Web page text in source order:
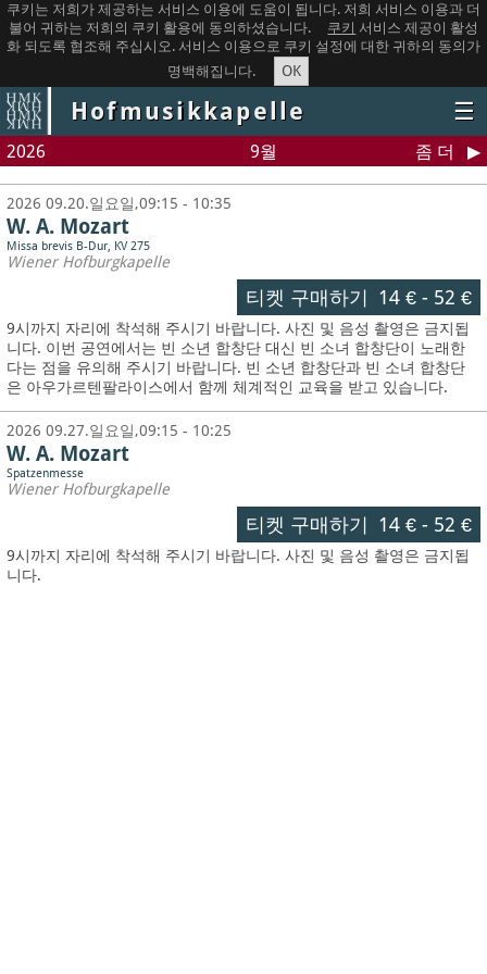
쿠키는 저희가 제공하는 서비스 이용에 도움이 됩니다. 저희 서비스 이용과 더
불어 귀하는 저희의 쿠키 활용에 동의하셨습니다.
쿠키 서비스 제공이 활성
화 되도록 협조해 주십시오. 서비스 이용으로 쿠키 설정에 대한 귀하의 동의가
명백해집니다.
OK
Hofmusikkapelle ☰
2026 9월 좀 더
2026 09.20.일요일,09:15 - 10:35
W. A. Mozart
Missa brevis B-Dur, KV 275
Wiener Hofburgkapelle
티켓 구매하기 14 €- 52 €
9시까지 자리에 착석해 주시기 바랍니다. 사진 및 음성 촬영은 금지됩
니다. 이번 공연에서는 빈 소년 합창단 대신 빈 소녀 합창단이 노래한
다는 점을 유의해 주시기 바랍니다. 빈 소년 합창단과 빈 소녀 합창단
은 아우가르텐팔라이스에서 함께 체계적인 교육을 받고 있습니다.
2026 09.27.일요일,09:15 - 10:25
W. A. Mozart
Spatzenmesse
Wiener Hofburgkapelle
티켓 구매하기 14 €- 52 €
9시까지 자리에 착석해 주시기 바랍니다. 사진 및 음성 촬영은 금지됩
니다.